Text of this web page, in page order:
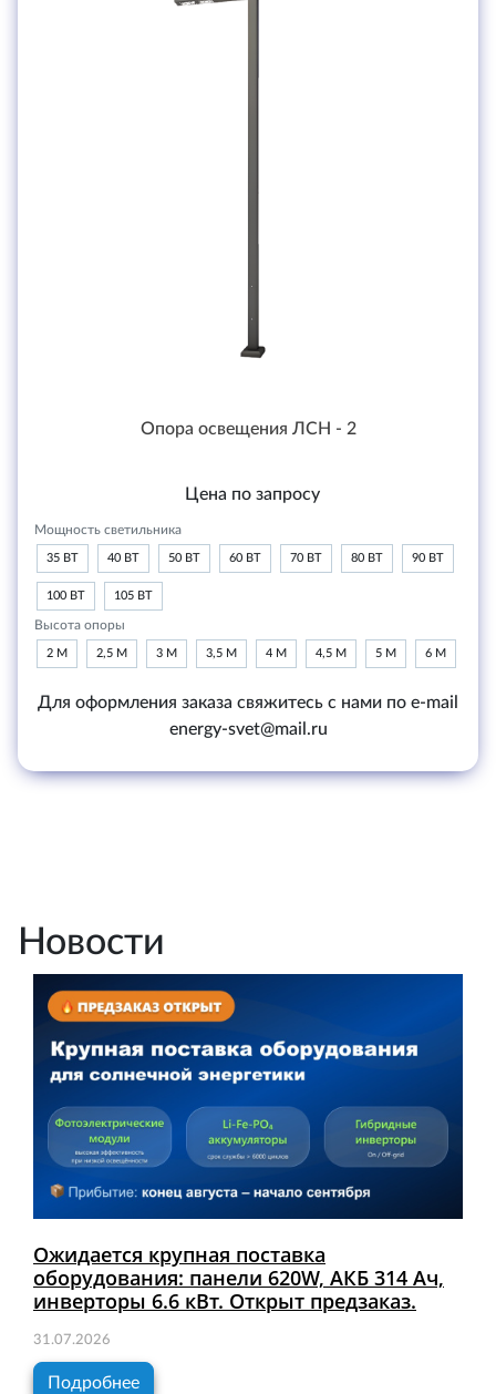
Опора освещения ЛСН - 2
Цена по запросу
Мощность светильника
35 ВТ 40 ВТ 50 ВТ 60 ВТ 70 ВТ 80 ВТ 90 ВТ
100 ВТ 105 ВТ
Высота опоры
2 М 2,5 М 3 М 3,5 М 4 М 4,5 М 5 М 6 М
Для оформления заказа свяжитесь с нами по e-mail
energy-svet@mail.ru
Новости
Ожидается крупная поставка
оборудования: панели 620W, АКБ 314 Ач,
инверторы 6.6 кВт. Открыт предзаказ.
31.07.2026
Подробнее